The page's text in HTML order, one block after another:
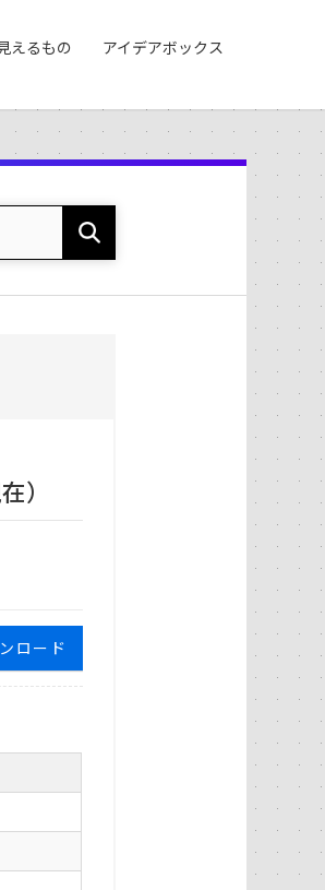
えるもの アイデアボックス
）
ロード